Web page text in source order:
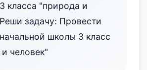
класса "природа и
задачу: Провести
школы 3 класс
человек"